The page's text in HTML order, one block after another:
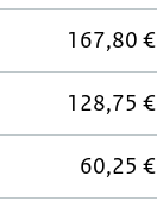
167,80 €
128,75 €
60,25 €